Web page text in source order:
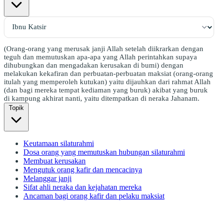
(Orang-orang yang merusak janji Allah setelah diikrarkan dengan
teguh dan memutuskan apa-apa yang Allah perintahkan supaya
dihubungkan dan mengadakan kerusakan di bumi) dengan
melakukan kekafiran dan perbuatan-perbuatan maksiat (orang-orang
itulah yang memperoleh kutukan) yaitu dijauhkan dari rahmat Allah
(dan bagi mereka tempat kediaman yang buruk) akibat yang buruk
di kampung akhirat nanti, yaitu ditempatkan di neraka Jahanam.
Topik
Keutamaan silaturahmi
Dosa orang yang memutuskan hubungan silaturahmi
Membuat kerusakan
Mengutuk orang kafir dan mencacinya
Melanggar janji
Sifat ahli neraka dan kejahatan mereka
Ancaman bagi orang kafir dan pelaku maksiat